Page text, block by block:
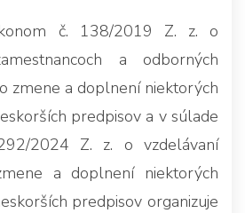
č. 138/2019 Z. z. o
a odborných
zmene a doplnení niektorých
predpisov a v súlade
2024 Z. z. o vzdelávaní
a doplnení niektorých
predpisov organizuje